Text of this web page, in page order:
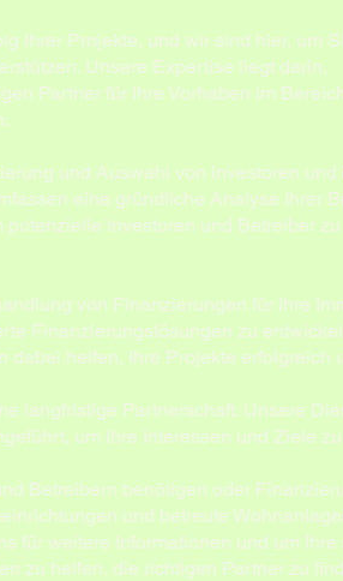
Ihrer Projekte, und wir sind hier, um
Unsere Expertise liegt darin,
Partner für Ihre Vorhaben im
und Auswahl von Investoren und
eine gründliche Analyse Ihrer
Investoren und Betreiber
von Finanzierungen für Ihre
Finanzierungslösungen zu
helfen, Ihre Projekte erfolgreich
langfristige Partnerschaft. Unsere
um Ihre Interessen und Ziele
Betreibern benötigen oder
und betreute
für weitere Informationen und um
zu helfen, die richtigen Partner zu